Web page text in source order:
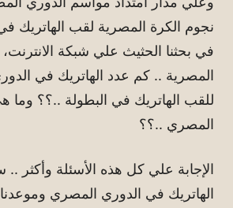
نجوم الكرة المصرية لقب الهاتريك
في بحثنا الحثيث علي شبكة الانترنت،
المصرية .. كم عدد الهاتريك في
للقب الهاتريك في البطولة ..؟؟
المصري ..؟؟
الإجابة علي كل هذه الأسئلة
الهاتريك في الدوري المصري